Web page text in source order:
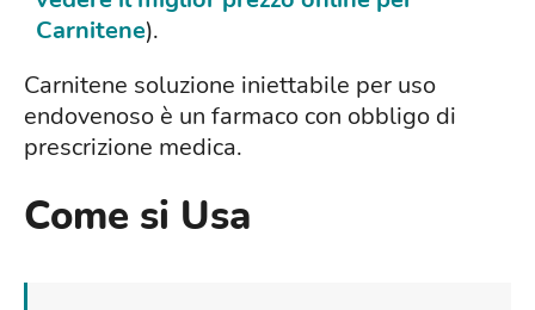
Carnitene).
Carnitene soluzione iniettabile per uso
endovenoso è un farmaco con obbligo di
prescrizione medica.
Come si Usa